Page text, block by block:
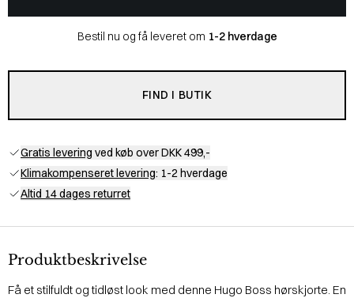
Bestil nu og få leveret om 1-2 hverdage
FIND I BUTIK
Gratis levering ved køb over DKK 499,-
Klimakompenseret levering: 1-2 hverdage
Altid 14 dages returret
Produktbeskrivelse
Få et stilfuldt og tidløst look med denne Hugo Boss hørskjorte. En